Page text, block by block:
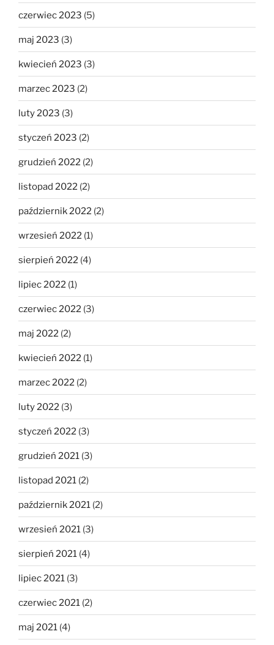
czerwiec 2023 (5)
maj 2023 (3)
kwiecień 2023 (3)
marzec 2023 (2)
luty 2023 (3)
styczeń 2023 (2)
grudzień 2022 (2)
listopad 2022 (2)
październik 2022 (2)
wrzesień 2022 (1)
sierpień 2022 (4)
lipiec 2022 (1)
czerwiec 2022 (3)
maj 2022 (2)
kwiecień 2022 (1)
marzec 2022 (2)
luty 2022 (3)
styczeń 2022 (3)
grudzień 2021 (3)
listopad 2021 (2)
październik 2021 (2)
wrzesień 2021 (3)
sierpień 2021 (4)
lipiec 2021 (3)
czerwiec 2021 (2)
maj 2021 (4)